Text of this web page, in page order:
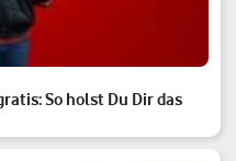
So holst Du Dir das